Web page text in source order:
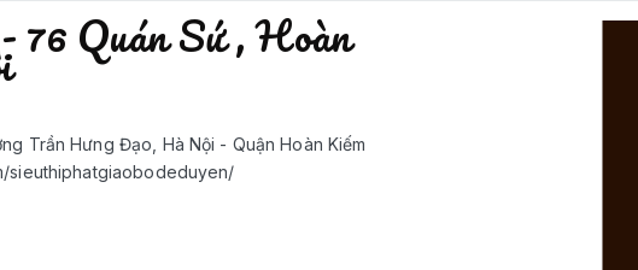
76 Quán Sứ , Hoàn
Trần Hưng Đạo, Hà Nội - Quận Hoàn Kiếm
sieuthiphatgiaobodeduyen/